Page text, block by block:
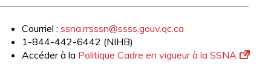
Courriel : ssna.rrsssn@ssss.gouv.qc.ca
1-844-442-6442 (NIHB)
Accéder à la Politique Cadre en vigueur à la SSNA